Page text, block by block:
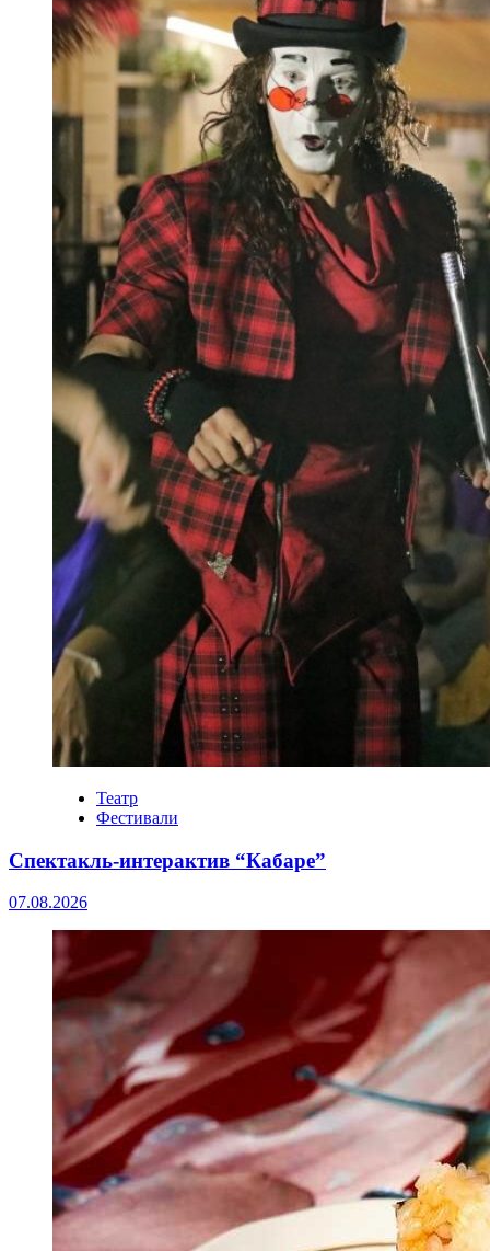
Театр
Фестивали
Спектакль-интерактив “Кабаре”
07.08.2026